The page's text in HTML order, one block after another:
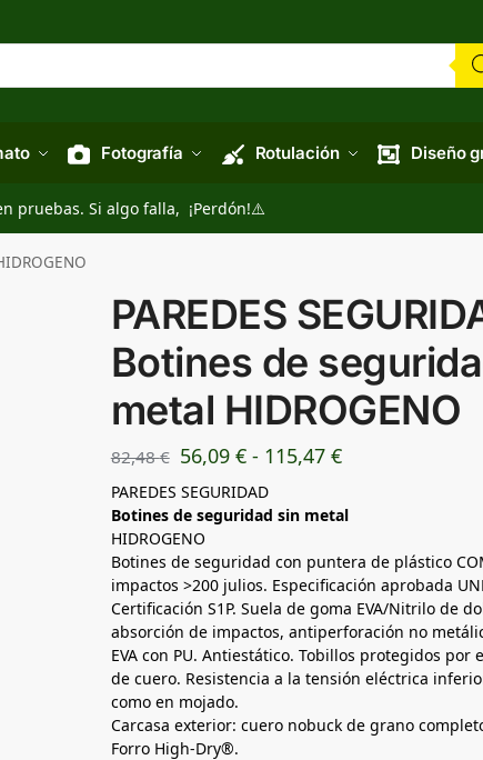
Fotografía Rotulación Diseño
pruebas. Si algo falla, ¡Perdón!⚠️
PAREDES
Botines de
metal HIDROGENO
82,48€ 56,09 € - 115,47 €
PAREDES SEGURIDAD
Botines de seguridad sin metal
HIDROGENO
Botines de seguridad con puntera de plástico
impactos >200 julios. Especificación aprobada
Certificación S1P. Suela de goma EVA/Nitrilo de
absorción de impactos, antiperforación no
EVA con PU. Antiestático. Tobillos protegidos
de cuero. Resistencia a la tensión eléctrica
como en mojado.
Carcasa exterior: cuero nobuck de grano
Forro High-Dry®.